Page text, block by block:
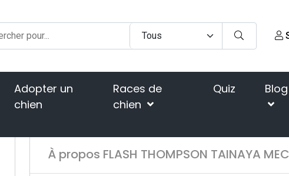
Adopter un
chien
Races de
chien
Quiz Blog
À propos FLASH THOMPSON TAINAYA